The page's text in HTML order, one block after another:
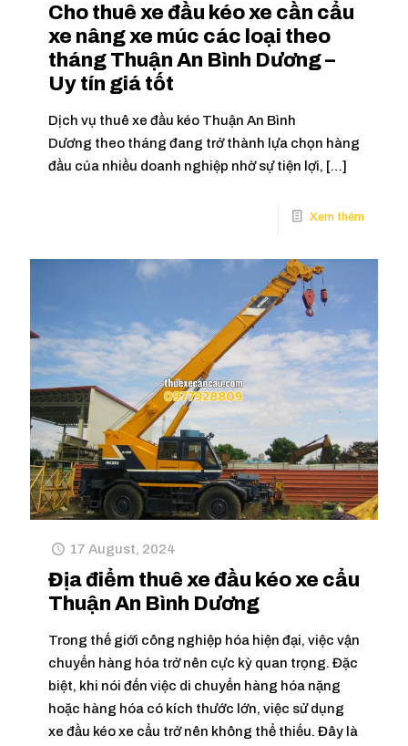
Cho thuê xe đầu kéo xe cần cẩu
xe nâng xe múc các loại theo
tháng Thuận An Bình Dương –
Uy tín giá tốt
Dịch vụ thuê xe đầu kéo Thuận An Bình
Dương theo tháng đang trở thành lựa chọn hàng
đầu của nhiều doanh nghiệp nhờ sự tiện lợi, […]
17 August, 2024
Địa điểm thuê xe đầu kéo xe cẩu
Thuận An Bình Dương
Trong thế giới công nghiệp hóa hiện đại, việc vận
chuyển hàng hóa trở nên cực kỳ quan trọng. Đặc
biệt, khi nói đến việc di chuyển hàng hóa nặng
hoặc hàng hóa có kích thước lớn, việc sử dụng
xe đầu kéo xe cẩu trở nên không thể thiếu. Đây là